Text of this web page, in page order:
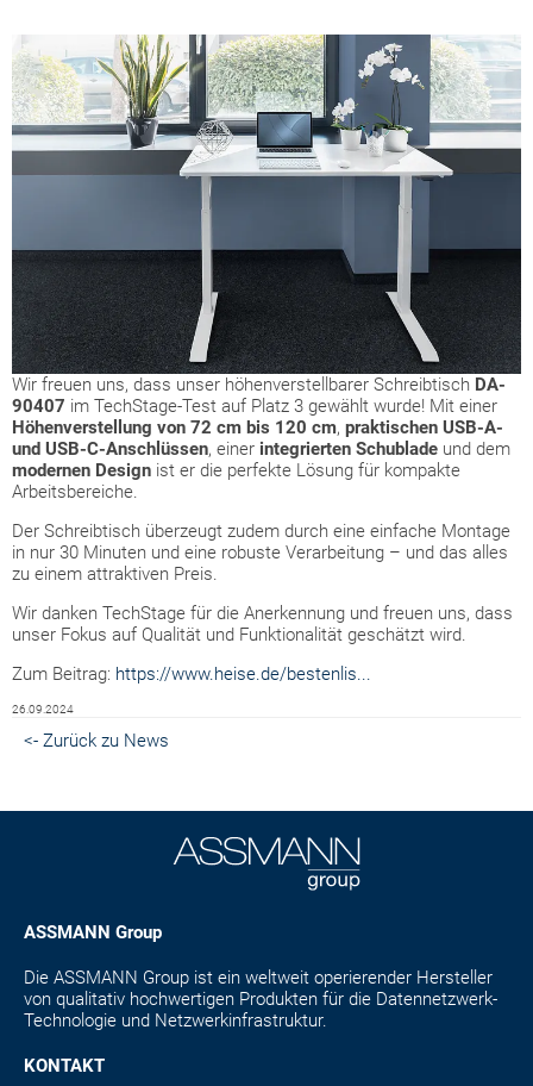
Wir freuen uns, dass unser höhenverstellbarer Schreibtisch DA-
90407 im TechStage-Test auf Platz 3 gewählt wurde! Mit einer
Höhenverstellung von 72 cm bis 120 cm, praktischen USB-A-
und USB-C-Anschlüssen, einer integrierten Schublade und dem
modernen Design ist er die perfekte Lösung für kompakte
Arbeitsbereiche.
Der Schreibtisch überzeugt zudem durch eine einfache Montage
in nur 30 Minuten und eine robuste Verarbeitung – und das alles
zu einem attraktiven Preis.
Wir danken TechStage für die Anerkennung und freuen uns, dass
unser Fokus auf Qualität und Funktionalität geschätzt wird.
Zum Beitrag: https://www.heise.de/bestenlis...
26.09.2024
<- Zurück zu News
ASSMANN Group
Die ASSMANN Group ist ein weltweit operierender Hersteller
von qualitativ hochwertigen Produkten für die Datennetzwerk-
Technologie und Netzwerkinfrastruktur.
KONTAKT